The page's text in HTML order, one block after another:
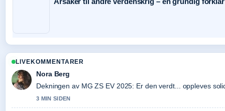
LIVEKOMMENTARER
Nora Berg
Dekningen av MG ZS EV 2025: Er den verdt... oppleves
3 MIN SIDEN